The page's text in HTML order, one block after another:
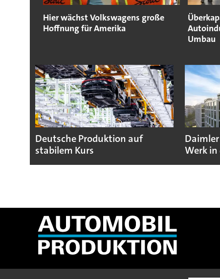
Hier wächst Volkswagens große
Hoffnung für Amerika
Umbau
Deutsche Produktion auf
stabilem Kurs
Werk in